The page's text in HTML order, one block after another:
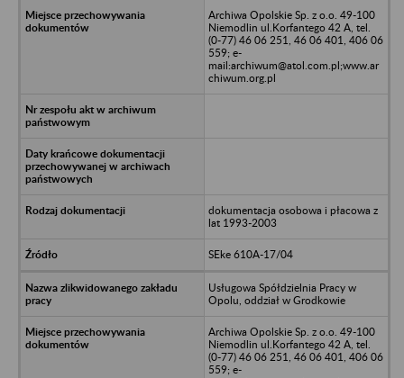
Archiwa Opolskie Sp. z o.o. 49-100
Niemodlin ul.Korfantego 42 A, tel.
(0-77) 46 06 251, 46 06 401, 406 06
559; e-
mail:archiwum@atol.com.pl;www.ar
chiwum.org.pl
dokumentacja osobowa i płacowa z
lat 1993-2003
SEke 610A-17/04
Usługowa Spółdzielnia Pracy w
Opolu, oddział w Grodkowie
Archiwa Opolskie Sp. z o.o. 49-100
Niemodlin ul.Korfantego 42 A, tel.
(0-77) 46 06 251, 46 06 401, 406 06
559; e-